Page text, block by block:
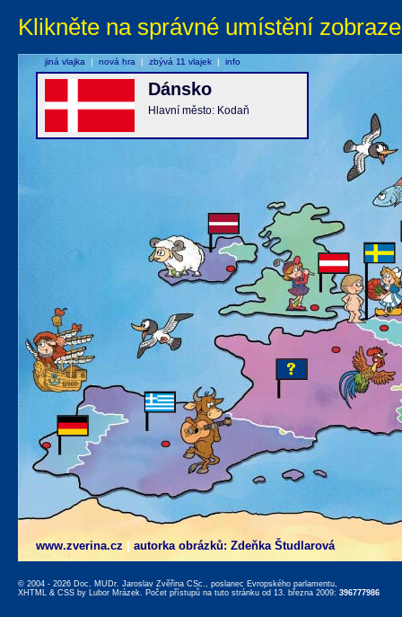
Klikněte na správné umístění
www.zverina.cz autorka obrázků: Zdeňka Študlarová
Dánsko
Hlavní město: Kodaň
jiná vlajka | nová hra | zbývá 11 vlajek | info
© 2004 - 2026 Doc. MUDr. Jaroslav Zvěřina CSc., poslanec Evropského parlamentu,
XHTML & CSS by Lubor Mrázek. Počet přístupů na tuto stránku od 13. března 2009: 396777986